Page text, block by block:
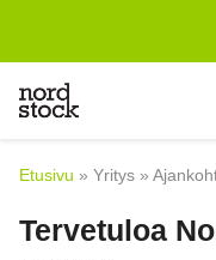
Etusivu
Tuotteet
Etusivu » Yritys »
Tervetuloa